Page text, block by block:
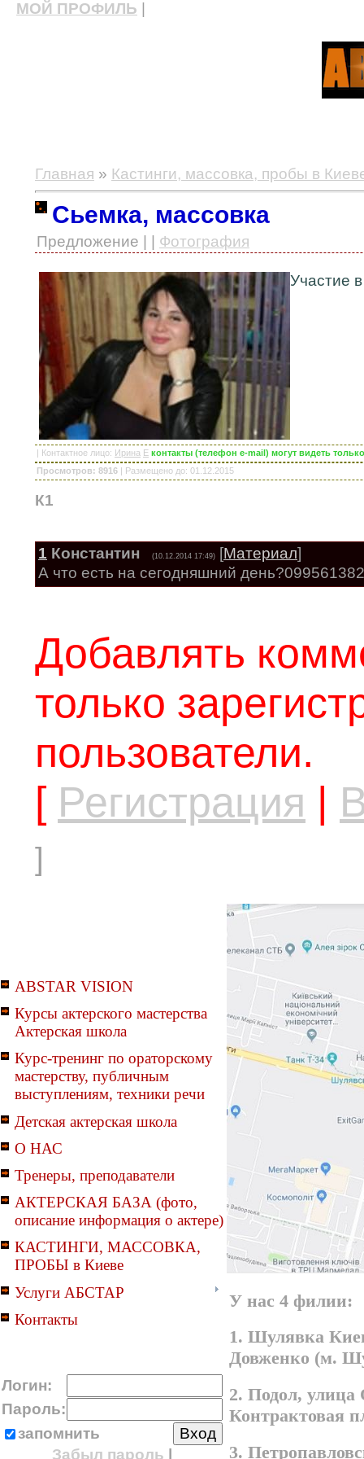
МОЙ ПРОФИЛЬ
Главная » Кастинги, массовка, пробы в
Сьемка, массовка
Предложение | | Фотография
Участие
| Контактное лицо: Ирина E контакты (телефон e-mail) могут видеть
Просмотров: 8916 | Размещено до: 01.12.2015
К1
1 Константин (10.12.2014 17:49) [Материал]
А что есть на сегодняшний
Добавлять
только
пользователи.
[ Регистрация |
]
ABSTAR VISION
Курсы актерского мастерства
Актерская школа
Курс-тренинг по ораторскому
мастерству, публичным
выступлениям, техники речи
Детская актерская школа
О НАС
Тренеры, преподаватели
АКТЕРСКАЯ БАЗА (фото,
описание информация о актере)
КАСТИНГИ, МАССОВКА,
ПРОБЫ в Киеве
Услуги АБСТАР
Контакты
Логин:
Пароль:
запомнить
Забыл пароль
У нас 4 филии:
1. Шулявка
Довженко (м.
2. Подол,
Контрактовая
3.